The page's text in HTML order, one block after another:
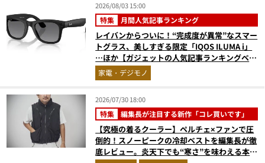
2026/08/03 15:00
特集 月間人気記事ランキング
レイバンからついに！“完成度が異常”なスマー
トグラス、美しすぎる限定「IQOS ILUMA i」
…ほか【ガジェットの人気記事ランキングベス
ト3】（2026年6月版）
家電・デジモノ
2026/07/30 18:00
特集 編集長が注目する新作「コレ買いです」
【究極の着るクーラー】ペルチェ×ファンで圧
倒的！スノーピークの冷却ベストを編集長が徹
底レビュー。炎天下でも“寒さ”を味わえる本気